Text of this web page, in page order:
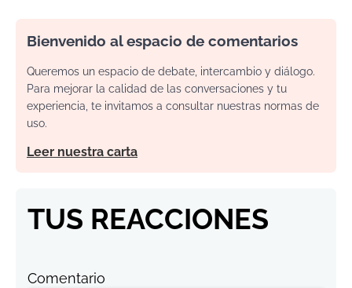
Bienvenido al espacio de comentarios
Queremos un espacio de debate, intercambio y diálogo.
Para mejorar la calidad de las conversaciones y tu
experiencia, te invitamos a consultar nuestras normas de
uso.
Leer nuestra carta
TUS REACCIONES
Comentario